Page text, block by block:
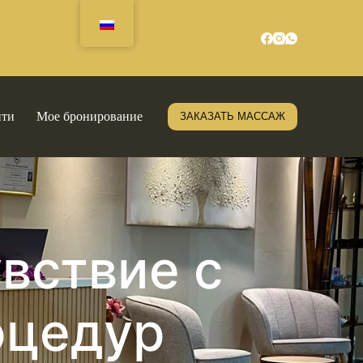
Мое бронирование ЗАКАЗАТЬ МАССАЖ
с